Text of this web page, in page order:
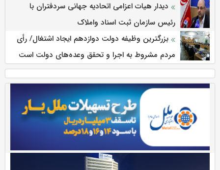
دیدار هیات اعزامی اتحادیه جهانی سردفتران با
رئیس سازمان ثبت اسناد واملاک
بزرگترین وظیفه دولت دوازدهم ایجاد اشتغال/ رأی
مردم مشروط به اجرا و تحقق وعده‌های دولت است